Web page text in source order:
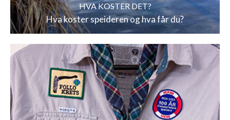
HVA KOSTER DET?
Hva koster speideren og hva får du?